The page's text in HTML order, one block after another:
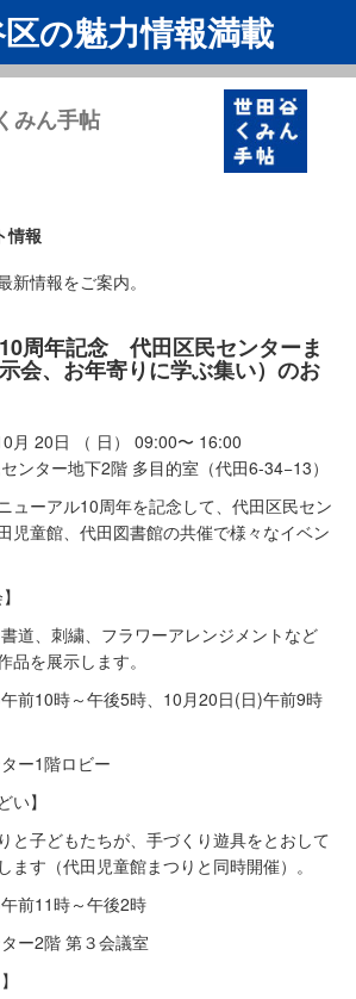
の魅力情報満載
みん手帖
情報
新情報をご案内。
周年記念 代田区民センターま
会、お年寄りに学ぶ集い）のお
月 20日 （ 日） 09:00〜 16:00
ンター地下2階 多目的室（代田6-34−13）
ューアル10周年を記念して、代田区民セン
児童館、代田図書館の共催で様々なイベン
、刺繍、フラワーアレンジメントなど
品を展示します。
前10時～午後5時、10月20日(日)午前9時
ー1階ロビー
い】
子どもたちが、手づくり遊具をとおして
ます（代田児童館まつりと同時開催）。
前11時～午後2時
ー2階 第３会議室